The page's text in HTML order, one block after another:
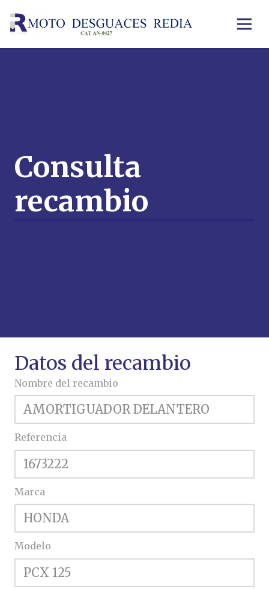
Consulta
recambio
Datos del recambio
Nombre del recambio
Referencia
Marca
Modelo